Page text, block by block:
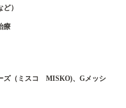
）
療
ズ（ミスコ MISKO)、Gメッシ